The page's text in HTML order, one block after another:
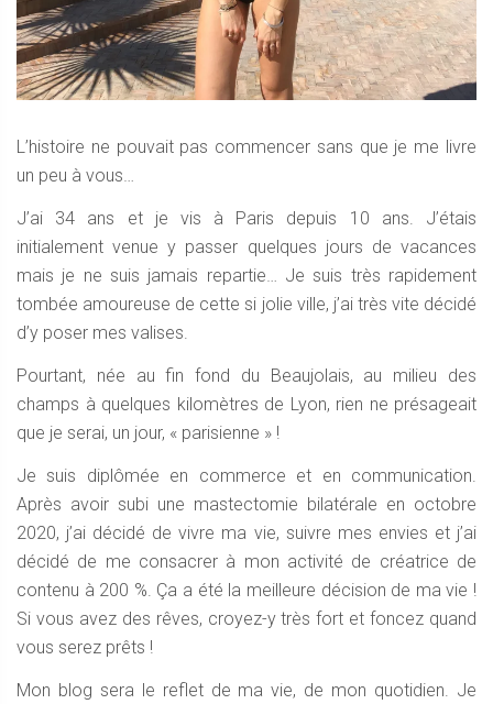
L’histoire ne pouvait pas commencer sans que je me livre
un peu à vous…
J’ai 34 ans et je vis à Paris depuis 10 ans. J’étais
initialement venue y passer quelques jours de vacances
mais je ne suis jamais repartie… Je suis très rapidement
tombée amoureuse de cette si jolie ville, j’ai très vite décidé
d’y poser mes valises.
Pourtant, née au fin fond du Beaujolais, au milieu des
champs à quelques kilomètres de Lyon, rien ne présageait
que je serai, un jour, « parisienne » !
Je suis diplômée en commerce et en communication.
Après avoir subi une mastectomie bilatérale en octobre
2020, j’ai décidé de vivre ma vie, suivre mes envies et j’ai
décidé de me consacrer à mon activité de créatrice de
contenu à 200 %. Ça a été la meilleure décision de ma vie !
Si vous avez des rêves, croyez-y très fort et foncez quand
vous serez prêts !
Mon blog sera le reflet de ma vie, de mon quotidien. Je